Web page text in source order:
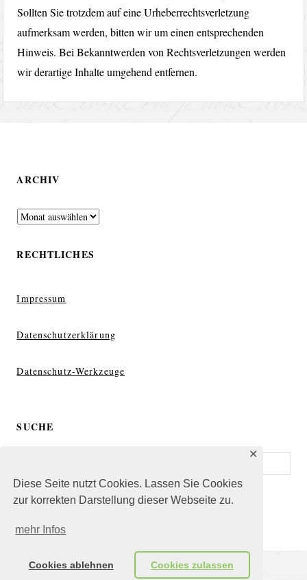
Diese Seite nutzt Cookies. Lassen Sie Cookies
zur korrekten Darstellung dieser Webseite zu.
mehr Infos
Cookies ablehnen Cookies zulassen
✕
Sollten Sie trotzdem auf eine Urheberrechtsverletzung
aufmerksam werden, bitten wir um einen entsprechenden
Hinweis. Bei Bekanntwerden von Rechtsverletzungen werden
wir derartige Inhalte umgehend entfernen.
ARCHIV
Archiv
RECHTLICHES
Impressum
Datenschutzerklärung
Datenschutz-Werkzeuge
SUCHE